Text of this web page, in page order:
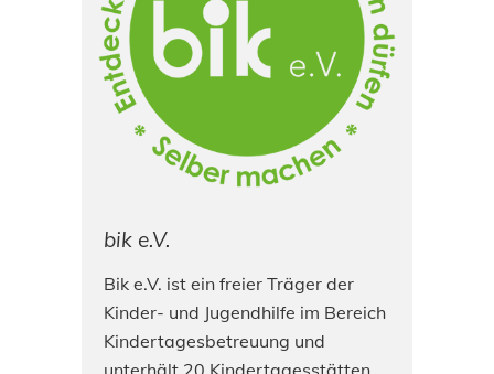
bik e.V.
Bik e.V. ist ein freier Träger der
Kinder- und Jugendhilfe im Bereich
Kindertagesbetreuung und
unterhält 20 Kindertagesstätten